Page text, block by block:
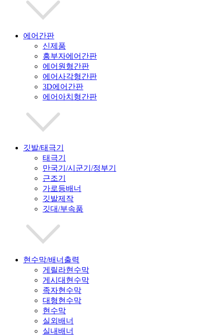
에어간판
신제품
흥부자에어간판
에어원형간판
에어사각형간판
3D에어간판
에어아치형간판
깃발/태극기
태극기
만국기/시군기/정부기
근조기
가로등배너
깃발제작
깃대/부속품
현수막/배너출력
게릴라현수막
게시대현수막
족자현수막
대형현수막
현수막
실외배너
실내배너